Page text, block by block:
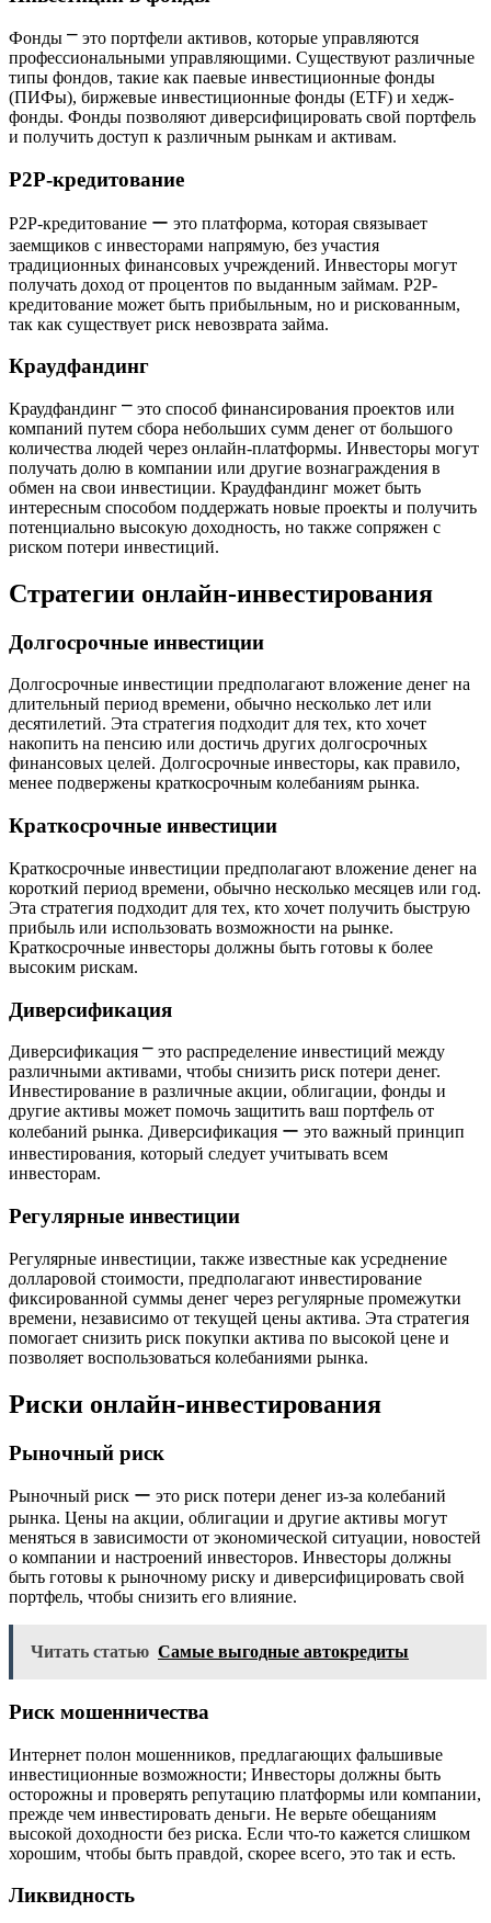
Фонды ⎻ это портфели активов, которые управляются
профессиональными управляющими. Существуют различные
типы фондов, такие как паевые инвестиционные фонды
(ПИФы), биржевые инвестиционные фонды (ETF) и хедж-
фонды. Фонды позволяют диверсифицировать свой портфель
и получить доступ к различным рынкам и активам.
P2P-кредитование
P2P-кредитование ー это платформа, которая связывает
заемщиков с инвесторами напрямую, без участия
традиционных финансовых учреждений. Инвесторы могут
получать доход от процентов по выданным займам. P2P-
кредитование может быть прибыльным, но и рискованным,
так как существует риск невозврата займа.
Краудфандинг
Краудфандинг ⎻ это способ финансирования проектов или
компаний путем сбора небольших сумм денег от большого
количества людей через онлайн-платформы. Инвесторы могут
получать долю в компании или другие вознаграждения в
обмен на свои инвестиции. Краудфандинг может быть
интересным способом поддержать новые проекты и получить
потенциально высокую доходность, но также сопряжен с
риском потери инвестиций.
Стратегии онлайн-инвестирования
Долгосрочные инвестиции
Долгосрочные инвестиции предполагают вложение денег на
длительный период времени, обычно несколько лет или
десятилетий. Эта стратегия подходит для тех, кто хочет
накопить на пенсию или достичь других долгосрочных
финансовых целей. Долгосрочные инвесторы, как правило,
менее подвержены краткосрочным колебаниям рынка.
Краткосрочные инвестиции
Краткосрочные инвестиции предполагают вложение денег на
короткий период времени, обычно несколько месяцев или год.
Эта стратегия подходит для тех, кто хочет получить быструю
прибыль или использовать возможности на рынке.
Краткосрочные инвесторы должны быть готовы к более
высоким рискам.
Диверсификация
Диверсификация ⎻ это распределение инвестиций между
различными активами, чтобы снизить риск потери денег.
Инвестирование в различные акции, облигации, фонды и
другие активы может помочь защитить ваш портфель от
колебаний рынка. Диверсификация ー это важный принцип
инвестирования, который следует учитывать всем
инвесторам.
Регулярные инвестиции
Регулярные инвестиции, также известные как усреднение
долларовой стоимости, предполагают инвестирование
фиксированной суммы денег через регулярные промежутки
времени, независимо от текущей цены актива. Эта стратегия
помогает снизить риск покупки актива по высокой цене и
позволяет воспользоваться колебаниями рынка.
Риски онлайн-инвестирования
Рыночный риск
Рыночный риск ー это риск потери денег из-за колебаний
рынка. Цены на акции, облигации и другие активы могут
меняться в зависимости от экономической ситуации, новостей
о компании и настроений инвесторов. Инвесторы должны
быть готовы к рыночному риску и диверсифицировать свой
портфель, чтобы снизить его влияние.
Читать статью Самые выгодные автокредиты
Риск мошенничества
Интернет полон мошенников, предлагающих фальшивые
инвестиционные возможности; Инвесторы должны быть
осторожны и проверять репутацию платформы или компании,
прежде чем инвестировать деньги. Не верьте обещаниям
высокой доходности без риска. Если что-то кажется слишком
хорошим, чтобы быть правдой, скорее всего, это так и есть.
Ликвидность